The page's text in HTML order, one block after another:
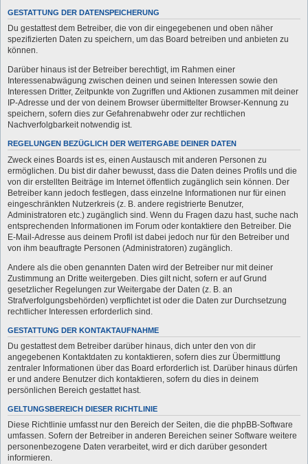
GESTATTUNG DER DATENSPEICHERUNG
Du gestattest dem Betreiber, die von dir eingegebenen und oben näher
spezifizierten Daten zu speichern, um das Board betreiben und anbieten zu
können.
Darüber hinaus ist der Betreiber berechtigt, im Rahmen einer
Interessenabwägung zwischen deinen und seinen Interessen sowie den
Interessen Dritter, Zeitpunkte von Zugriffen und Aktionen zusammen mit deiner
IP-Adresse und der von deinem Browser übermittelter Browser-Kennung zu
speichern, sofern dies zur Gefahrenabwehr oder zur rechtlichen
Nachverfolgbarkeit notwendig ist.
REGELUNGEN BEZÜGLICH DER WEITERGABE DEINER DATEN
Zweck eines Boards ist es, einen Austausch mit anderen Personen zu
ermöglichen. Du bist dir daher bewusst, dass die Daten deines Profils und die
von dir erstellten Beiträge im Internet öffentlich zugänglich sein können. Der
Betreiber kann jedoch festlegen, dass einzelne Informationen nur für einen
eingeschränkten Nutzerkreis (z. B. andere registrierte Benutzer,
Administratoren etc.) zugänglich sind. Wenn du Fragen dazu hast, suche nach
entsprechenden Informationen im Forum oder kontaktiere den Betreiber. Die
E-Mail-Adresse aus deinem Profil ist dabei jedoch nur für den Betreiber und
von ihm beauftragte Personen (Administratoren) zugänglich.
Andere als die oben genannten Daten wird der Betreiber nur mit deiner
Zustimmung an Dritte weitergeben. Dies gilt nicht, sofern er auf Grund
gesetzlicher Regelungen zur Weitergabe der Daten (z. B. an
Strafverfolgungsbehörden) verpflichtet ist oder die Daten zur Durchsetzung
rechtlicher Interessen erforderlich sind.
GESTATTUNG DER KONTAKTAUFNAHME
Du gestattest dem Betreiber darüber hinaus, dich unter den von dir
angegebenen Kontaktdaten zu kontaktieren, sofern dies zur Übermittlung
zentraler Informationen über das Board erforderlich ist. Darüber hinaus dürfen
er und andere Benutzer dich kontaktieren, sofern du dies in deinem
persönlichen Bereich gestattet hast.
GELTUNGSBEREICH DIESER RICHTLINIE
Diese Richtlinie umfasst nur den Bereich der Seiten, die die phpBB-Software
umfassen. Sofern der Betreiber in anderen Bereichen seiner Software weitere
personenbezogene Daten verarbeitet, wird er dich darüber gesondert
informieren.